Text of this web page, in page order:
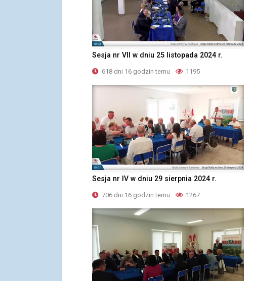
Sesja nr VII w dniu 25 listopada 2024 r.
618 dni 16 godzin temu 1195
Sesja nr IV w dniu 29 sierpnia 2024 r.
706 dni 16 godzin temu 1267